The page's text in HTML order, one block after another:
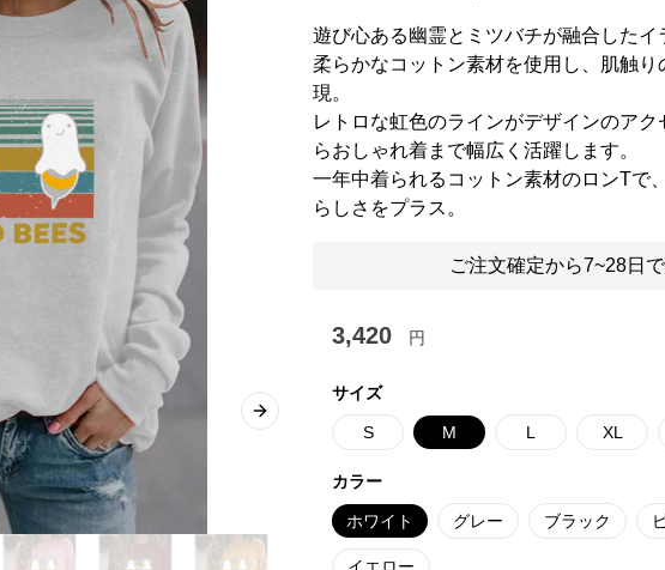
Next slide
遊び心ある幽霊とミツバチが融合したイ
柔らかなコットン素材を使用し、肌触
現。
レトロな虹色のラインがデザインのア
らおしゃれ着まで幅広く活躍します。
一年中着られるコットン素材のロンTで
らしさをプラス。
ご注文確定から7~28日
3,420 円
サイズ
S M L XL
カラー
ホワイト グレー ブラック